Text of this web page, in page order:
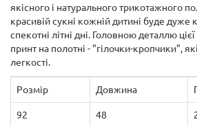
якісного і натурального трикотажного
красивій сукні кожній дитині буде дуже
спекотні літні дні. Головною деталлю
принт на полотні - "гілочки-кропчики",
легкості.
Розмір Довжина
92 48